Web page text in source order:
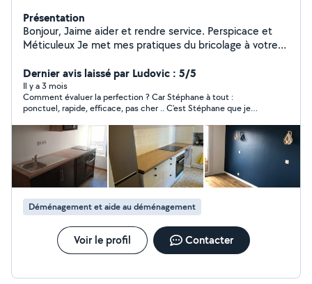
Présentation
Bonjour, Jaime aider et rendre service. Perspicace et
Méticuleux Je met mes pratiques du bricolage à votre
Dernier avis laissé par Ludovic : 5/5
Il y a 3 mois
Comment évaluer la perfection ? Car Stéphane à tout :
ponctuel, rapide, efficace, pas cher .. C'est Stéphane que je
mieux que les professionnels. Vraiment parfait. Et avec de
l'humour et beaucoup de sympathie, c'est une
recommandation à 200%
Déménagement et aide au déménagement
Voir le profil Contacter